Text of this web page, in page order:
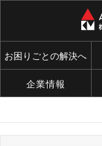
お困りごとの解決へ
企業情報